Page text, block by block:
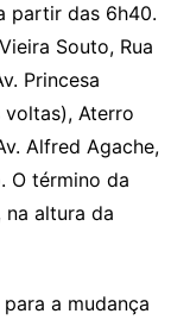
partir das 6h40.
Souto, Rua
Princesa
voltas), Aterro
Alfred Agache,
O término da
na altura da
a mudança